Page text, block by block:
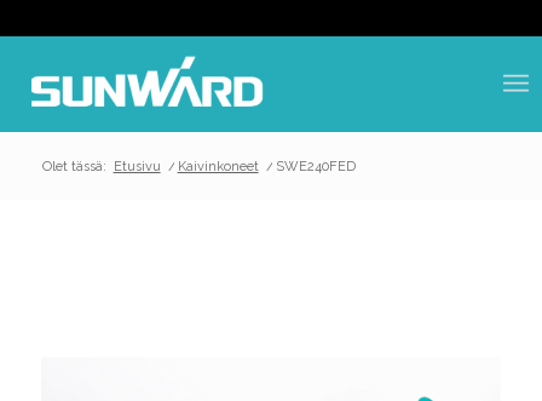
Olet tässä: Etusivu / Kaivinkoneet / SWE240FED